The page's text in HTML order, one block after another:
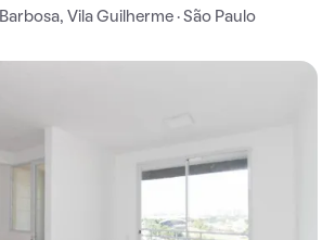
Vila Guilherme · São Paulo